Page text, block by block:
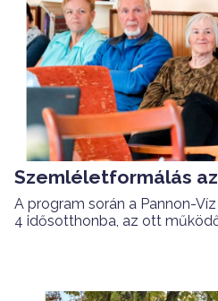
Szemléletformálás
A program során a Pannon-
4 idősotthonba, az ott